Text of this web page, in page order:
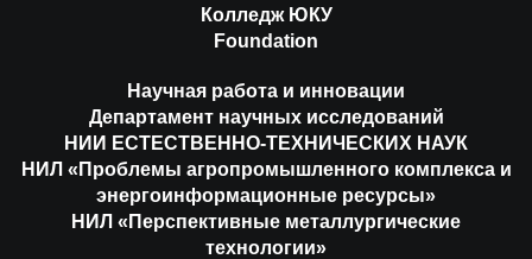
Колледж ЮКУ
Foundation
Научная работа и инновации
Департамент научных исследований
НИИ ЕСТЕСТВЕННО-ТЕХНИЧЕСКИХ НАУК
НИЛ «Проблемы агропромышленного комплекса и
энергоинформационные ресурсы»
НИЛ «Перспективные металлургические
технологии»